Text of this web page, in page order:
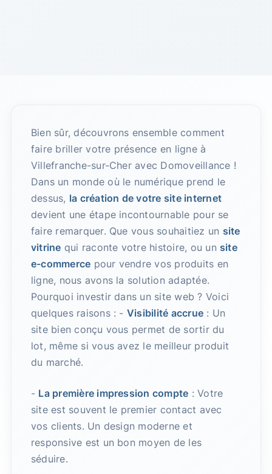
Bien sûr, découvrons ensemble comment
faire briller votre présence en ligne à
Villefranche-sur-Cher avec Domoveillance !
Dans un monde où le numérique prend le
dessus, la création de votre site internet
devient une étape incontournable pour se
faire remarquer. Que vous souhaitiez un site
vitrine qui raconte votre histoire, ou un site
e-commerce pour vendre vos produits en
ligne, nous avons la solution adaptée.
Pourquoi investir dans un site web ? Voici
quelques raisons : - Visibilité accrue : Un
site bien conçu vous permet de sortir du
lot, même si vous avez le meilleur produit
du marché.
- La première impression compte : Votre
site est souvent le premier contact avec
vos clients. Un design moderne et
responsive est un bon moyen de les
séduire.